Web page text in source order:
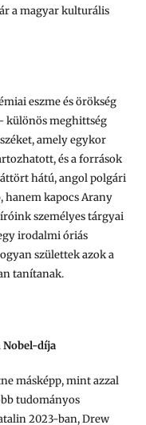
a magyar kulturális
eszme és örökség
különös meghittség
amely egykor
és a források
hátú, angol polgári
hanem kapocs Arany
személyes tárgyai
irodalmi óriás
születtek azok a
tanítanak.
Nobel-díja
másképp, mint azzal
tudományos
2023-ban, Drew